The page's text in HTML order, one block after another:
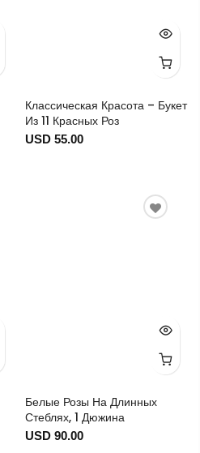
Классическая Красота – Букет
Из 11 Красных Роз
USD 55.00
Белые Розы На Длинных
Стеблях, 1 Дюжина
USD 90.00